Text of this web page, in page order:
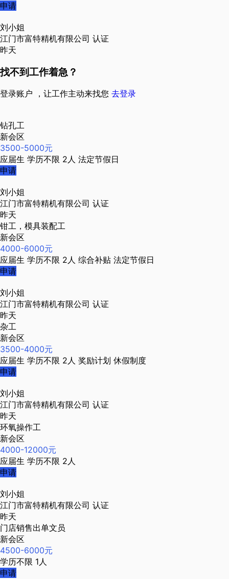
申请
刘小姐
江门市富特精机有限公司 认证
昨天
找不到工作着急？
登录账户 ，让工作主动来找您 去登录
钻孔工
新会区
3500-5000元
应届生 学历不限 2人 法定节假日
申请
刘小姐
江门市富特精机有限公司 认证
昨天
钳工，模具装配工
新会区
4000-6000元
应届生 学历不限 2人 综合补贴 法定节假日
申请
刘小姐
江门市富特精机有限公司 认证
昨天
杂工
新会区
3500-4000元
应届生 学历不限 2人 奖励计划 休假制度
申请
刘小姐
江门市富特精机有限公司 认证
昨天
环氧操作工
新会区
4000-12000元
应届生 学历不限 2人
申请
刘小姐
江门市富特精机有限公司 认证
昨天
门店销售出单文员
新会区
4500-6000元
学历不限 1人
申请